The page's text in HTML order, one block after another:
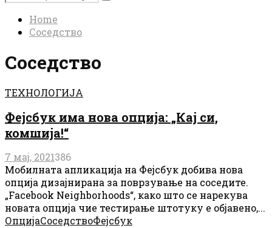
for:
Search
Home
Соседство
Соседство
ТЕХНОЛОГИЈА
Фејсбук има нова опција: „Кај си,
комшија!“
7 мај, 2021386
Мобилната апликација на Фејсбук добива нова
опција дизајнирана за поврзување на соседите.
„Facebook Neighborhoods“, како што се нарекува
новата опција чие тестирање штотуку е објавено,...
ОпцијаСоседствоФејсбук